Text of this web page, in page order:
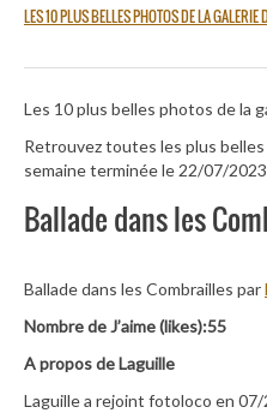
LES 10 PLUS BELLES PHOTOS DE LA GALERIE
Les 10 plus belles photos de la
Retrouvez toutes les plus
semaine terminée le 22/07/2023
Ballade dans les
Ballade dans les Combrailles par
Nombre de J’aime (likes):55
A propos de Laguille
Laguille a rejoint fotoloco en